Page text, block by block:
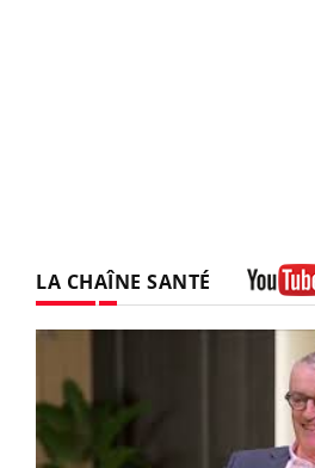
LA CHAÎNE SANTÉ